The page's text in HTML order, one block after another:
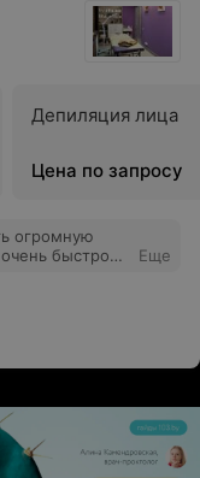
Депиляция лица
Цена по запросу
огромную
быстро
работу, за
идеально и
дела.
Еще